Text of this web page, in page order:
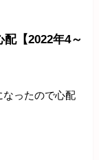
【2022年4～
なったので心配